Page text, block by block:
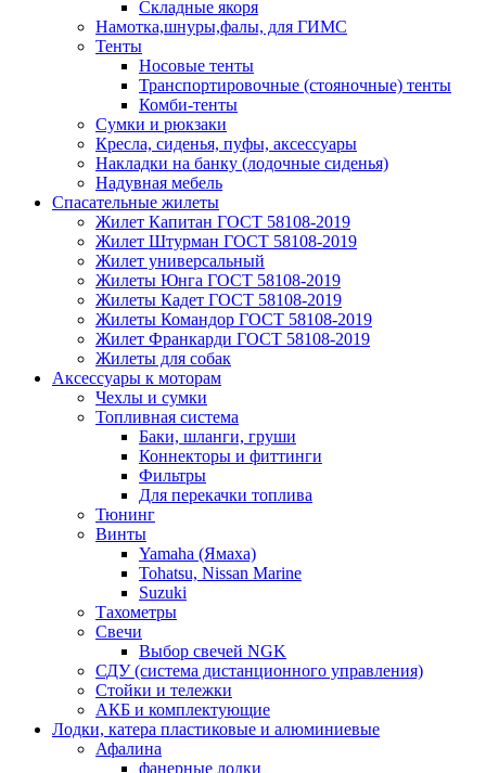
Складные якоря
Намотка,шнуры,фалы, для ГИМС
Тенты
Носовые тенты
Транспортировочные (стояночные) тенты
Комби-тенты
Сумки и рюкзаки
Кресла, сиденья, пуфы, аксессуары
Накладки на банку (лодочные сиденья)
Надувная мебель
Спасательные жилеты
Жилет Капитан ГОСТ 58108-2019
Жилет Штурман ГОСТ 58108-2019
Жилет универсальный
Жилеты Юнга ГОСТ 58108-2019
Жилеты Кадет ГОСТ 58108-2019
Жилеты Командор ГОСТ 58108-2019
Жилет Франкарди ГОСТ 58108-2019
Жилеты для собак
Аксессуары к моторам
Чехлы и сумки
Топливная система
Баки, шланги, груши
Коннекторы и фиттинги
Фильтры
Для перекачки топлива
Тюнинг
Винты
Yamaha (Ямаха)
Tohatsu, Nissan Marine
Suzuki
Тахометры
Свечи
Выбор свечей NGK
СДУ (система дистанционного управления)
Стойки и тележки
АКБ и комплектующие
Лодки, катера пластиковые и алюминиевые
Афалина
фанерные лодки